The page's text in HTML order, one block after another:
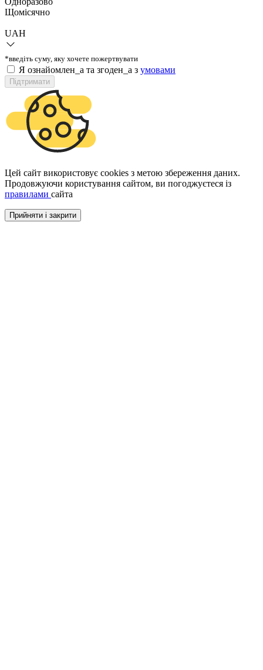
Щомісячно
UAH
*введіть суму, яку хочете пожертвувати
Я ознайомлен_а та згоден_а з умовами
Підтримати
Цей сайт використовує cookies з метою збереження даних.
Продовжуючи користування сайтом, ви погоджуєтеся із
правилами сайта
Прийняти і закрити